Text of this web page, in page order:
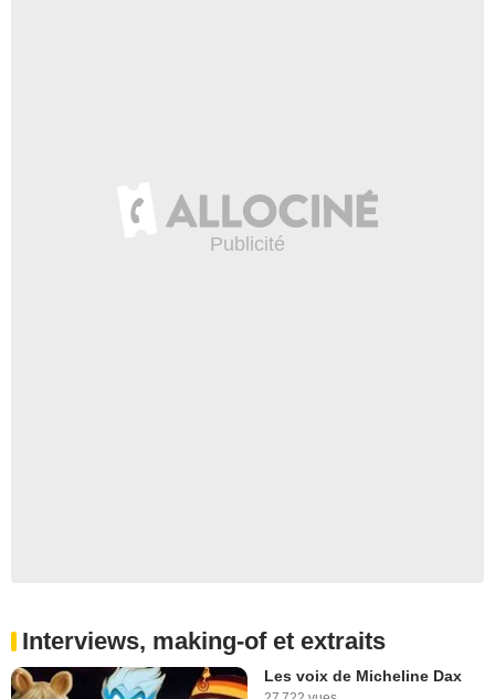
Interviews, making-of et extraits
Les voix de Micheline Dax